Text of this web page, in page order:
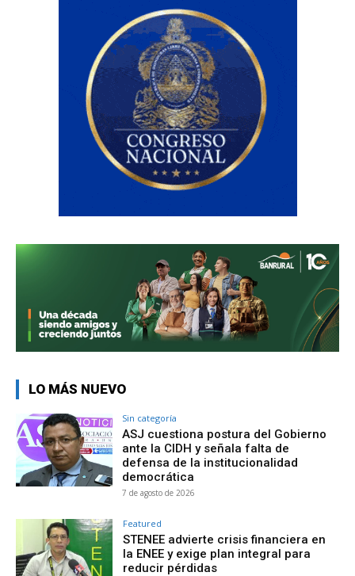
LO MÁS NUEVO
Sin categoría
ASJ cuestiona postura del Gobierno
ante la CIDH y señala falta de
defensa de la institucionalidad
democrática
7 de agosto de 2026
Featured
STENEE advierte crisis financiera en
la ENEE y exige plan integral para
reducir pérdidas